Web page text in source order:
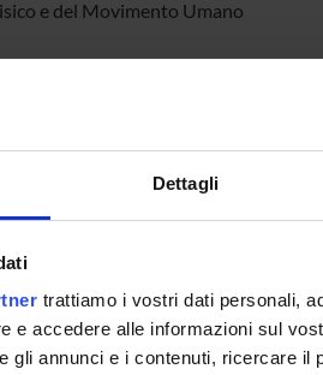
Dettagli
trattiamo i vostri dati personali,
e accedere alle informazioni sul
gli annunci e i contenuti, ricercare
e del Movimento Umano
PROJECT PARTICIPANTS
Capelli